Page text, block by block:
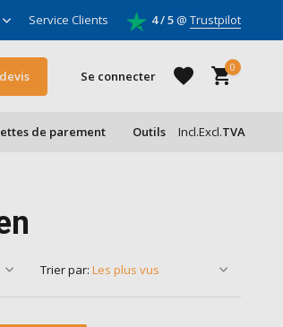
Service Clients 4 / 5@ Trustpilot
Se connecter
0
de parement Outils Incl.Excl.TVA
Trier par: